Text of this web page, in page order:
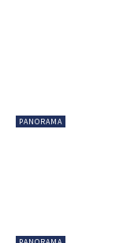
PANORAMA